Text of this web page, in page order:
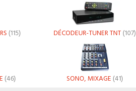
(115) DÉCODEUR-TUNER TNT(107)
(46) SONO, MIXAGE (41)